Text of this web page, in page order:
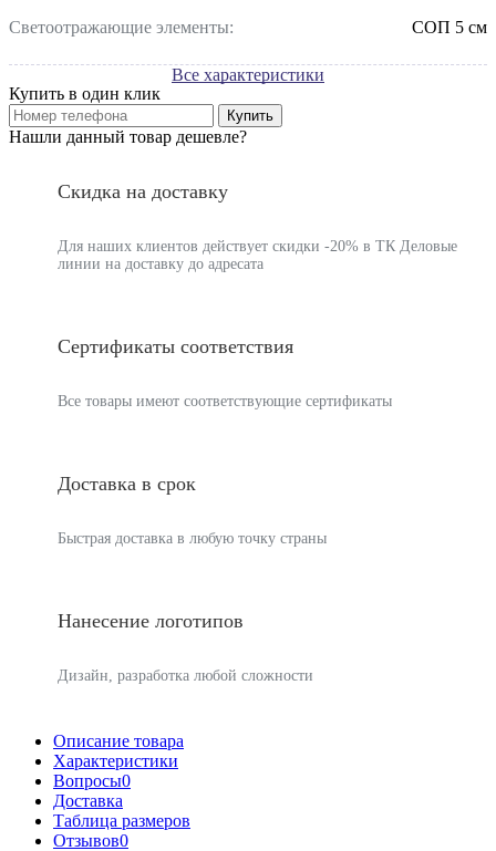
Светоотражающие элементы: СОП 5 см
Все характеристики
Купить в один клик
Купить
Нашли данный товар дешевле?
Скидка на доставку
Для наших клиентов действует скидки -20% в ТК Деловые
линии на доставку до адресата
Сертификаты соответствия
Все товары имеют соответствующие сертификаты
Доставка в срок
Быстрая доставка в любую точку страны
Нанесение логотипов
Дизайн, разработка любой сложности
Описание товара
Характеристики
Вопросы0
Доставка
Таблица размеров
Отзывов0